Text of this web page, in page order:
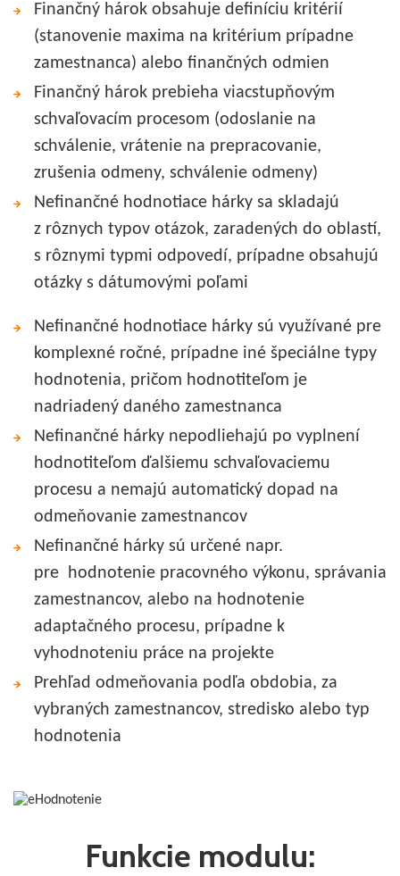
Finančný hárok obsahuje definíciu kritérií
(stanovenie maxima na kritérium prípadne
zamestnanca) alebo finančných odmien
Finančný hárok prebieha viacstupňovým
schvaľovacím procesom (odoslanie na
schválenie, vrátenie na prepracovanie,
zrušenia odmeny, schválenie odmeny)
Nefinančné hodnotiace hárky sa skladajú
z rôznych typov otázok, zaradených do oblastí,
s rôznymi typmi odpovedí, prípadne obsahujú
otázky s dátumovými poľami
Nefinančné hodnotiace hárky sú využívané pre
komplexné ročné, prípadne iné špeciálne typy
hodnotenia, pričom hodnotiteľom je
nadriadený daného zamestnanca
Nefinančné hárky nepodliehajú po vyplnení
hodnotiteľom ďalšiemu schvaľovaciemu
procesu a nemajú automatický dopad na
odmeňovanie zamestnancov
Nefinančné hárky sú určené napr.
pre hodnotenie pracovného výkonu, správania
zamestnancov, alebo na hodnotenie
adaptačného procesu, prípadne k
vyhodnoteniu práce na projekte
Prehľad odmeňovania podľa obdobia, za
vybraných zamestnancov, stredisko alebo typ
hodnotenia
Funkcie modulu: